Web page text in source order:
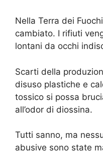
Nella Terra dei
cambiato. I rifiuti
lontani da occhi
Scarti della
disuso plastiche e
tossico si possa
all’odor di diossina.
Tutti sanno, ma
abusive sono state